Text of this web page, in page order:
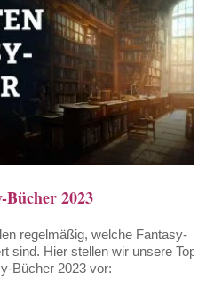
Bücher 2023
regelmäßig, welche Fantasy-
sind. Hier stellen wir unsere Top-
Bücher 2023 vor: